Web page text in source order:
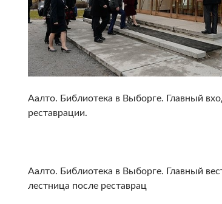
Аалто. Библиотека в Выборге. Главный
реставрации.
Аалто. Библиотека в Выборге. Главный
лестница после реставрац